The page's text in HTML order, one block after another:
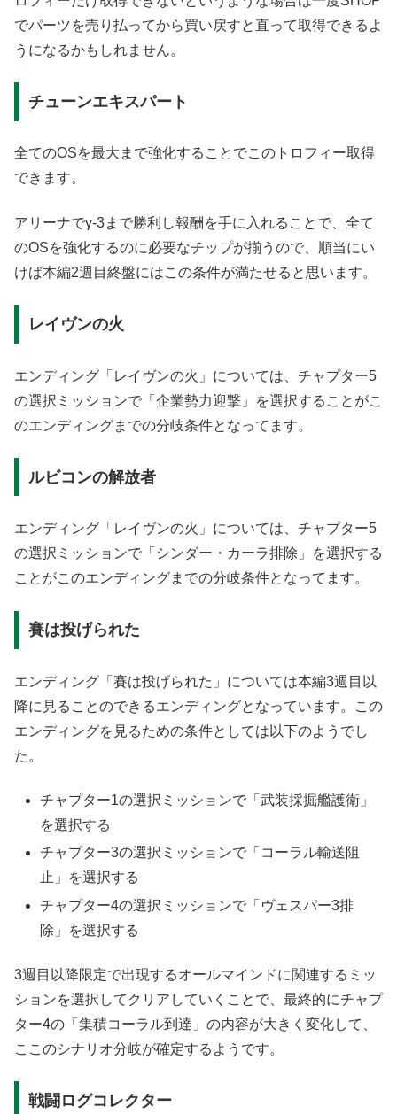
でパーツを売り払ってから買い戻すと直って取得できるよ
うになるかもしれません。
チューンエキスパート
全てのOSを最大まで強化することでこのトロフィー取得
できます。
アリーナでγ-3まで勝利し報酬を手に入れることで、全て
のOSを強化するのに必要なチップが揃うので、順当にい
けば本編2週目終盤にはこの条件が満たせると思います。
レイヴンの火
エンディング「レイヴンの火」については、チャプター5
の選択ミッションで「企業勢力迎撃」を選択することがこ
のエンディングまでの分岐条件となってます。
ルビコンの解放者
エンディング「レイヴンの火」については、チャプター5
の選択ミッションで「シンダー・カーラ排除」を選択する
ことがこのエンディングまでの分岐条件となってます。
賽は投げられた
エンディング「賽は投げられた」については本編3週目以
降に見ることのできるエンディングとなっています。この
エンディングを見るための条件としては以下のようでし
た。
チャプター1の選択ミッションで「武装採掘艦護衛」
を選択する
チャプター3の選択ミッションで「コーラル輸送阻
止」を選択する
チャプター4の選択ミッションで「ヴェスパー3排
除」を選択する
3週目以降限定で出現するオールマインドに関連するミッ
ションを選択してクリアしていくことで、最終的にチャプ
ター4の「集積コーラル到達」の内容が大きく変化して、
ここのシナリオ分岐が確定するようです。
戦闘ログコレクター